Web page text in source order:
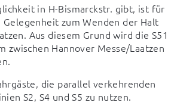
in H-Bismarckstr. gibt, ist für
Gelegenheit zum Wenden der Halt
Aus diesem Grund wird die S51
zwischen Hannover Messe/Laatzen
die parallel verkehrenden
S2, S4 und S5 zu nutzen.